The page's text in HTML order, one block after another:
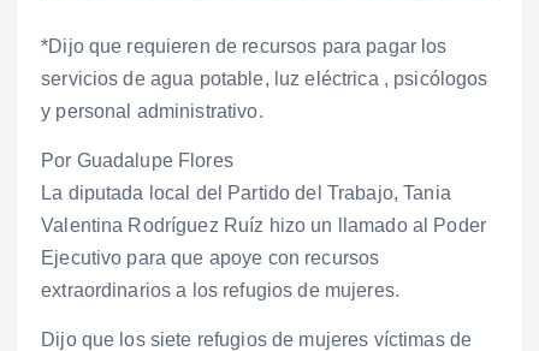
*Dijo que requieren de recursos para pagar los
servicios de agua potable, luz eléctrica , psicólogos
y personal administrativo.
Por Guadalupe Flores
La diputada local del Partido del Trabajo, Tania
Valentina Rodríguez Ruíz hizo un llamado al Poder
Ejecutivo para que apoye con recursos
extraordinarios a los refugios de mujeres.
Dijo que los siete refugios de mujeres víctimas de